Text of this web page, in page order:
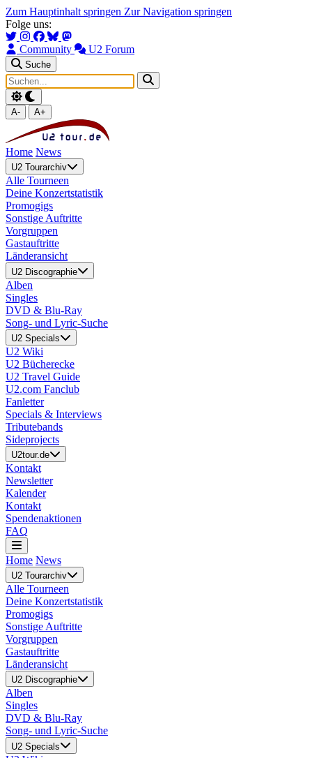
Zum Hauptinhalt springen Zur Navigation springen
Folge uns:
Community U2 Forum
Suche
A- A+
Home News
U2 Tourarchiv
Alle Tourneen
Deine Konzertstatistik
Promogigs
Sonstige Auftritte
Vorgruppen
Gastauftritte
Länderansicht
U2 Discographie
Alben
Singles
DVD & Blu-Ray
Song- und Lyric-Suche
U2 Specials
U2 Wiki
U2 Bücherecke
U2 Travel Guide
U2.com Fanclub
Fanletter
Specials & Interviews
Tributebands
Sideprojects
U2tour.de
Kontakt
Newsletter
Kalender
Kontakt
Spendenaktionen
FAQ
Home News
U2 Tourarchiv
Alle Tourneen
Deine Konzertstatistik
Promogigs
Sonstige Auftritte
Vorgruppen
Gastauftritte
Länderansicht
U2 Discographie
Alben
Singles
DVD & Blu-Ray
Song- und Lyric-Suche
U2 Specials